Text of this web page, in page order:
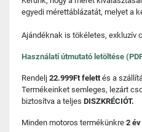
egyedi mérettáblázatát, melyet a
Ajándéknak is tökéletes, exkluzív
Használati útmutató letöltése
Rendelj 22.999Ft felettés a
Termékeinket semleges, lezárt
biztosítva a teljes DISZKRÉCIÓT.
Minden motoros termékünkre 2